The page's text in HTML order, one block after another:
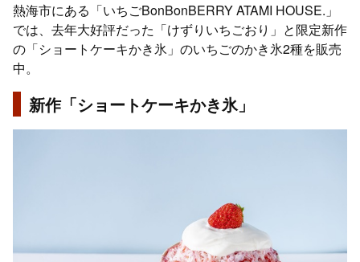
熱海市にある「いちごBonBonBERRY ATAMI HOUSE.」
では、去年大好評だった「けずりいちごおり」と限定新作
の「ショートケーキかき氷」のいちごのかき氷2種を販売
中。
新作「ショートケーキかき氷」